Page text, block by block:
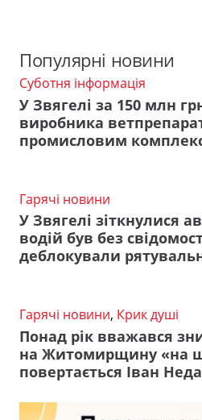
Популярні новини
Суботня інформація
У Звягелі за 150 млн
виробника
промисловим
Гарячі новини
У Звягелі зіткнулися
водій був без
деблокували
Гарячі новини, Крик душі
Понад рік вважався
на Житомирщину «на
повертається Іван